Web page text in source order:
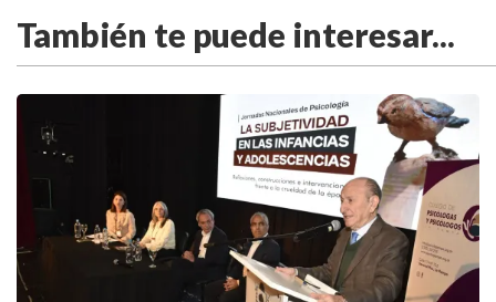
También te puede interesar...